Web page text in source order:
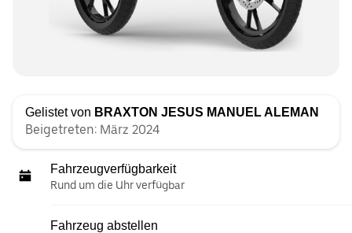
Gelistet von BRAXTON JESUS MANUEL ALEMAN
Beigetreten: März 2024
Fahrzeugverfügbarkeit
Rund um die Uhr verfügbar
Fahrzeug abstellen